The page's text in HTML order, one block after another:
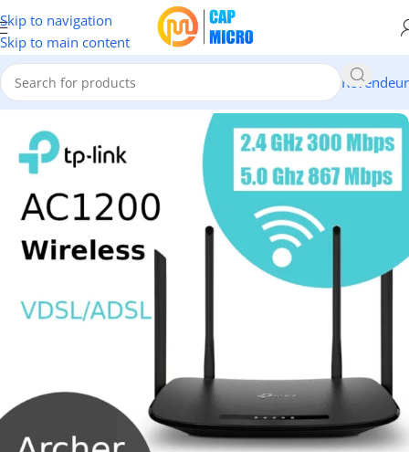
Skip to navigation
Skip to main content
Revendeur
Accueil/RESEAUX/Modems & Routeurs